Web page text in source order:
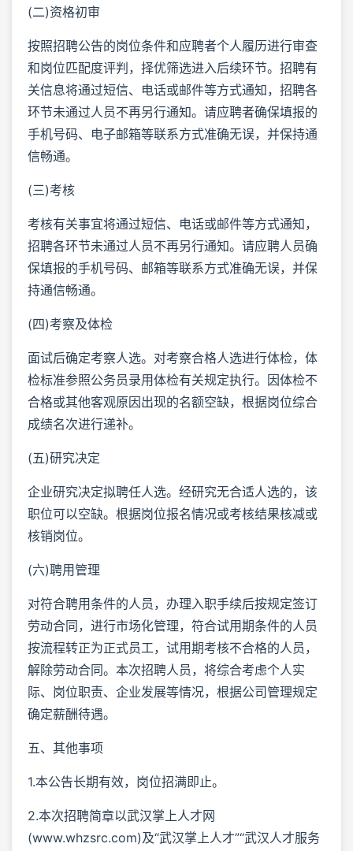
(二)资格初审
按照招聘公告的岗位条件和应聘者个人履历进行审查
和岗位匹配度评判，择优筛选进入后续环节。招聘有
关信息将通过短信、电话或邮件等方式通知，招聘各
环节未通过人员不再另行通知。请应聘者确保填报的
手机号码、电子邮箱等联系方式准确无误，并保持通
信畅通。
(三)考核
考核有关事宜将通过短信、电话或邮件等方式通知，
招聘各环节未通过人员不再另行通知。请应聘人员确
保填报的手机号码、邮箱等联系方式准确无误，并保
持通信畅通。
(四)考察及体检
面试后确定考察人选。对考察合格人选进行体检，体
检标准参照公务员录用体检有关规定执行。因体检不
合格或其他客观原因出现的名额空缺，根据岗位综合
成绩名次进行递补。
(五)研究决定
企业研究决定拟聘任人选。经研究无合适人选的，该
职位可以空缺。根据岗位报名情况或考核结果核减或
核销岗位。
(六)聘用管理
对符合聘用条件的人员，办理入职手续后按规定签订
劳动合同，进行市场化管理，符合试用期条件的人员
按流程转正为正式员工，试用期考核不合格的人员，
解除劳动合同。本次招聘人员，将综合考虑个人实
际、岗位职责、企业发展等情况，根据公司管理规定
确定薪酬待遇。
五、其他事项
1.本公告长期有效，岗位招满即止。
2.本次招聘简章以武汉掌上人才网
(www.whzsrc.com)及“武汉掌上人才”“武汉人才服务